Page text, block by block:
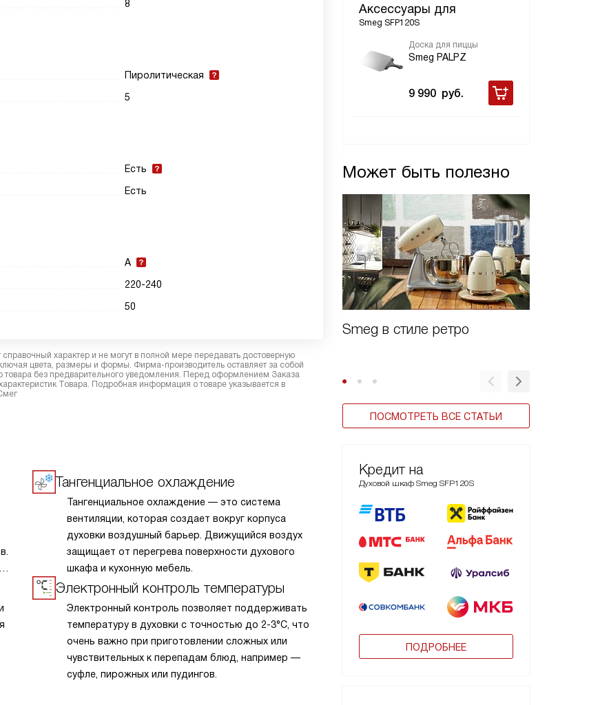
Аксессуары для
Smeg SFP120S
Доска для пиццы
Smeg PALPZ
9 990 руб.
Может быть полезно
Smeg в стиле ретро
ПОСМОТРЕТЬ ВСЕ СТАТЬИ
Кредит на
Духовой шкаф Smeg SFP120S
ПОДРОБНЕЕ
8
Пиролитическая
5
Есть
Есть
A
220-240
50
характер и не могут в полной мере передавать достоверную
цвета, размеры и формы. Фирма-производитель оставляет за собой
без предварительного уведомления. Перед оформлением Заказа
Товара. Подробная информация о товаре указывается в
Тангенциальное охлаждение
Тангенциальное охлаждение — это система
вентиляции, которая создает вокруг корпуса
духовки воздушный барьер. Движущийся воздух
защищает от перегрева поверхности духового
шкафа и кухонную мебель.
Электронный контроль температуры
Электронный контроль позволяет поддерживать
температуру в духовки с точностью до 2-3°С, что
очень важно при приготовлении сложных или
чувствительных к перепадам блюд, например —
суфле, пирожных или пудингов.